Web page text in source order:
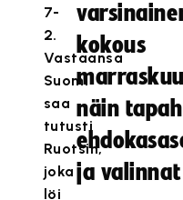
7-
2.
Vastaansa
Suomi
saa
tutusti
Ruotsin,
joka
löi
kokous
näin
ja valinnat